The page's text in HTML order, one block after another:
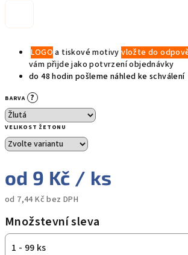
LOGO a tiskové motivyvložte do
vám přijde jako potvrzení objednávky
do 48 hodin pošleme náhled ke schválení
BARVA ?
VELIKOST ŽETONU
od 9 Kč / ks
od 7,44 Kč bez DPH
cena:
Množstevní sleva
1 - 99 ks